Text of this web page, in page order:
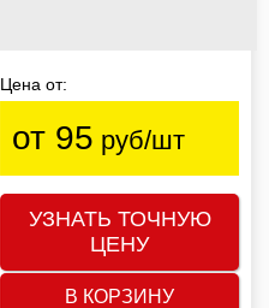
Цена от:
от 95 руб/шт
УЗНАТЬ ТОЧНУЮ
ЦЕНУ
В КОРЗИНУ